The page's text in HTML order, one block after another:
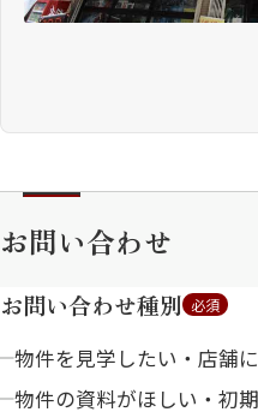
お問い合わせ
お問い合わせ種別 必須
物件を見学したい・店舗
物件の資料がほしい・初